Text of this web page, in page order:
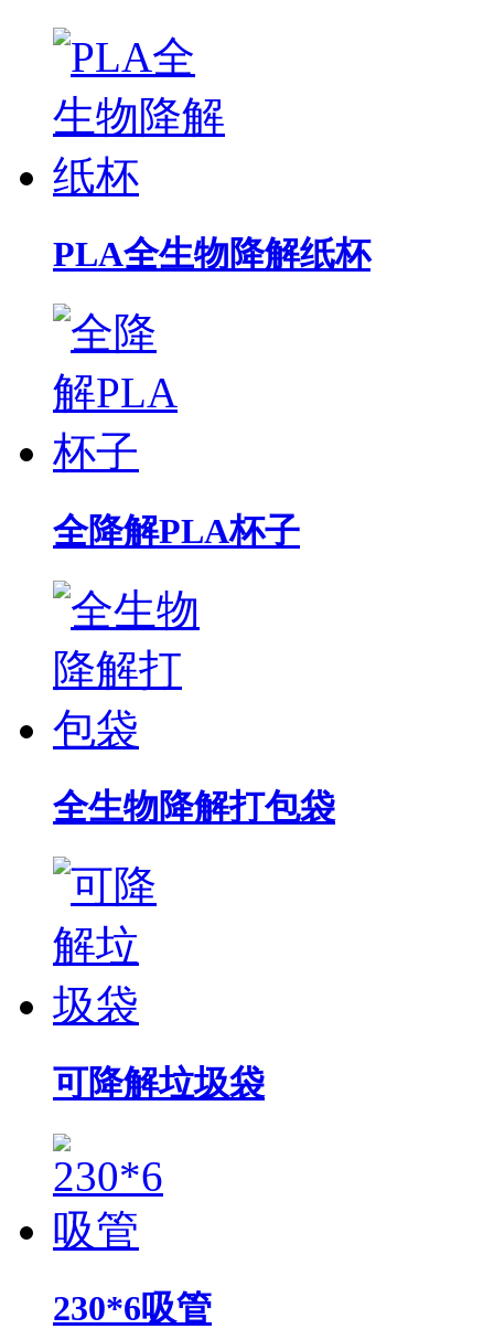
PLA全生物降解纸杯
全降解PLA杯子
全生物降解打包袋
可降解垃圾袋
230*6吸管